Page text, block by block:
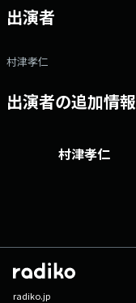
出演者
村津孝仁
出演者の追加情報
村津孝仁
radiko.jp